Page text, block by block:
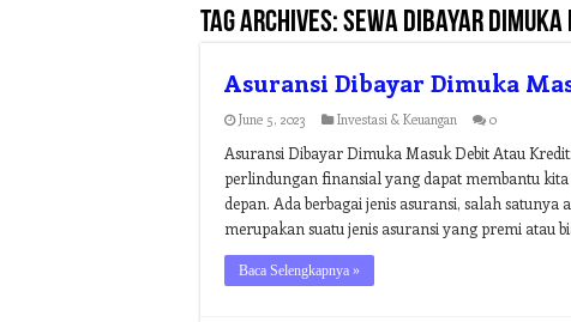
Tag Archives:sewa dibayar
Asuransi Dibayar Dimuka
June 5, 2023 Investasi & Keuangan 0
Asuransi Dibayar Dimuka Masuk Debit Atau
perlindungan finansial yang dapat membantu
depan. Ada berbagai jenis asuransi, salah
merupakan suatu jenis asuransi yang premi atau
Baca Selengkapnya »